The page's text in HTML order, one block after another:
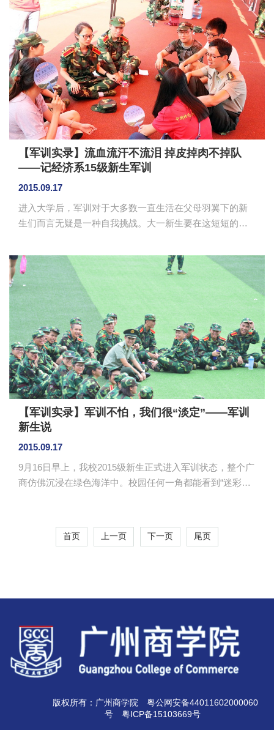
会将会以促进学生强身健体、磨练意志、陶冶情操为宗
旨，继承和发扬体育精神，丰富同学们的课余生活，推动
校园体育运动的发展。 学校团委副书记高建辉表示，
新成立的协会目前还处于起步阶段，希望全校学生、特别
是2015级的新同学能踊跃参加，促进我校学生体育社团建
设。 ...
【军训实录】流血流汗不流泪 掉皮掉肉不掉队
——记经济系15级新生军训
2015.09.17
进入大学后，军训对于大多数一直生活在父母羽翼下的新
生们而言无疑是一种自我挑战。大一新生要在这短短的军
生活，参加严格训练，接受阳光的洗礼，面对种种的考
验。 下午，经济系一连的罗同学在军训时因为鞋码不
适合，导致脚趾受伤，在短暂休息和简单伤口处理后，依
然坚持带伤归队。罗同学的带班学长说，在早晨包扎后，
即使教官批假休息，罗同学还是忍着伤痛，坚持训练，他
觉得自己受的只是小伤，不想因此掉队。他的乐观和坚强
感染了其他同学，同学们纷纷表示要发扬“...
【军训实录】军训不怕，我们很“淡定”——军训
新生说
2015.09.17
9月16日早上，我校2015级新生正式进入军训状态，整个广
商仿佛沉浸在绿色海洋中。校园任何一角都能看到“迷彩军
畏还是激情倍增？来，听听我们的“小鲜肉”怎么说—— 让
背挺得更直，让男生更刚强 校园记者借着短暂的休息
首页 上一页 下一页 尾页
版权所有：广州商学院
粤公网安备44011602000060
号
粤ICP备15103669号